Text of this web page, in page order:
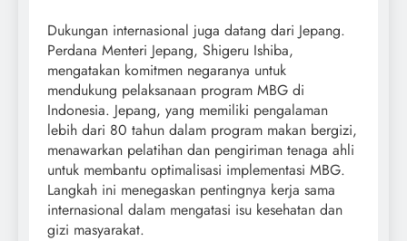
Dukungan internasional juga datang dari Jepang.
Perdana Menteri Jepang, Shigeru Ishiba,
mengatakan komitmen negaranya untuk
mendukung pelaksanaan program MBG di
Indonesia. Jepang, yang memiliki pengalaman
lebih dari 80 tahun dalam program makan bergizi,
menawarkan pelatihan dan pengiriman tenaga ahli
untuk membantu optimalisasi implementasi MBG.
Langkah ini menegaskan pentingnya kerja sama
internasional dalam mengatasi isu kesehatan dan
gizi masyarakat.